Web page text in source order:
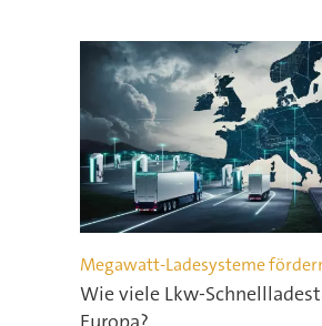
Megawatt-Ladesysteme
Wie viele Lkw-